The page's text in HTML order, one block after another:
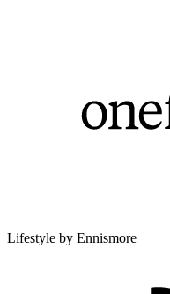
Lifestyle by Ennismore